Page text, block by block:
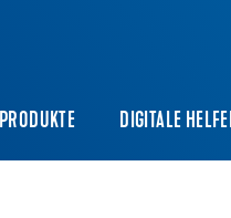
PRODUKTE DIGITALE